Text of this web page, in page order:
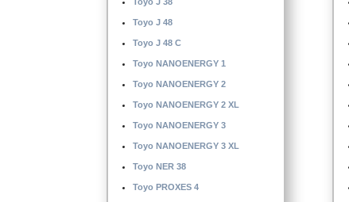
Toyo J 48
Toyo J 48 C
Toyo NANOENERGY 1
Toyo NANOENERGY 2
Toyo NANOENERGY 2 XL
Toyo NANOENERGY 3
Toyo NANOENERGY 3 XL
Toyo NER 38
Toyo PROXES 4